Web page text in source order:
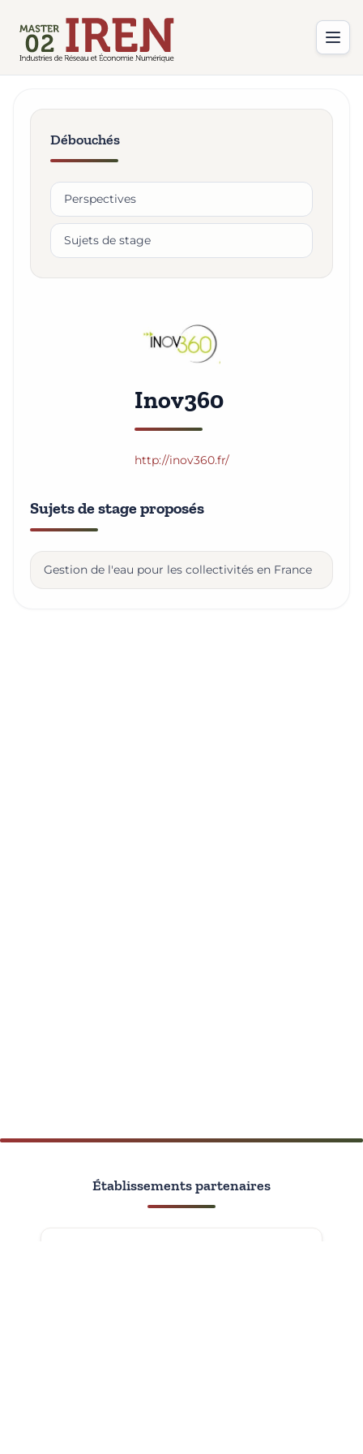
Débouchés
Perspectives
Sujets de stage
Inov360
http://inov360.fr/
Sujets de stage proposés
Gestion de l'eau pour les collectivités en France
Établissements partenaires